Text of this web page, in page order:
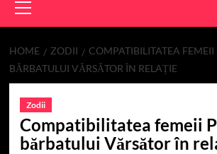
Menu
HOME ZODII
COMPATIBILITATEA FEMEII
BĂRBATULUI VĂRSĂTOR ÎN RELAȚIE
Zodii
Compatibilitatea femeii
bărbatului Vărsător în